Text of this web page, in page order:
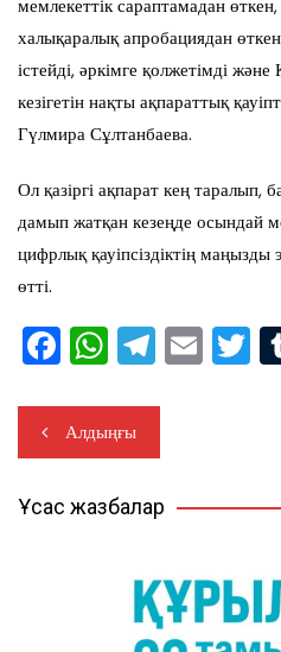
мемлекеттік сараптамадан
халықаралық апробациядан
істейді, әркімге қолжетімді
кезігетін нақты ақпараттық
Гүлмира Сұлтанбаева.
Ол қазіргі ақпарат кең
дамып жатқан кезеңде осындай
цифрлық қауіпсіздіктің
өтті.
F
c
e
b
W
at
s
A
T
e
gr
a
m
E T
Жазба
навигациясы
Алдыңғы
Ұқсас жазбалар